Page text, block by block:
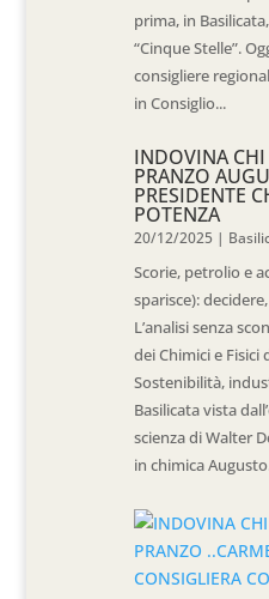
prima, in
“Cinque Stelle”.
consigliere
in Consiglio...
INDOVINA CHI
PRANZO
PRESIDENTE
POTENZA
20/12/2025 |
Scorie, petrolio e
sparisce):
L’analisi senza
dei Chimici e Fisici
Sostenibilità,
Basilicata vista
scienza di Walter
in chimica